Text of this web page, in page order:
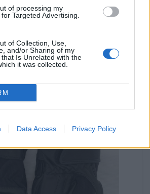
of processing my
Targeted Advertising.
of Collection, Use,
and/or Sharing of my
Is Unrelated with the
it was collected.
Data Access Privacy Policy
aspeto de novo, mas deixei o
O preço recomendado que é
!
MS-019